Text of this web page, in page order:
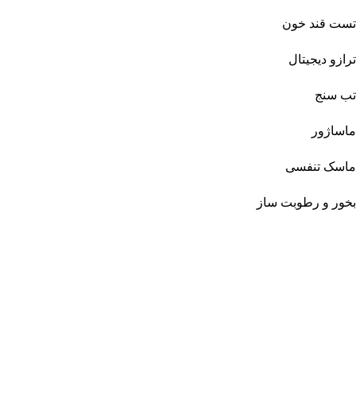
تست قند خون
ترازو دیجیتال
تب سنج
ماساژور
ماسک تنفسی
بخور و رطوبت ساز